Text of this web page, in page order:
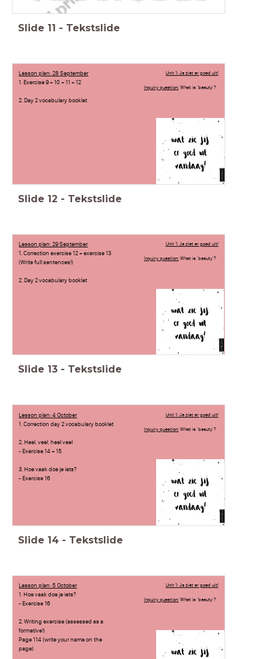
Slide 11 - Tekstslide
Lesson plan: 28 September
1. Exercise 9 + 10 + 11 + 12
2. Day 2 vocabulary booklet
Unit 1: Je ziet er goed uit!
Inquiry question:What is 'beauty'?
Slide 12 - Tekstslide
Lesson plan: 29 September
1. Correction exercise 12 + exercise 13
(Write full sentences!)
2. Day 2 vocabulary booklet
Unit 1: Je ziet er goed uit!
Inquiry question:What is 'beauty'?
Slide 13 - Tekstslide
Lesson plan: 4 October
1. Correction day 2 vocabulary booklet
2. Heel, veel, heel veel
- Exercise 14 + 15
3. Hoe vaak doe je iets?
- Exercise 16
Unit 1: Je ziet er goed uit!
Inquiry question:What is 'beauty'?
Slide 14 - Tekstslide
Lesson plan: 5 October
1. Hoe vaak doe je iets?
- Exercise 16
2. Writing exercise (assessed as a
formative!)
Page 114 (write your name on the
page)
Unit 1: Je ziet er goed uit!
Inquiry question:What is 'beauty'?